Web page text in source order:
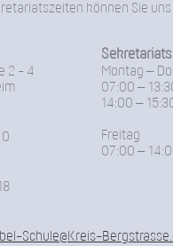
können Sie
2 - 4
Montag –
07:00 –
14:00 –
Freitag
07:00 –
Schule@Kreis-